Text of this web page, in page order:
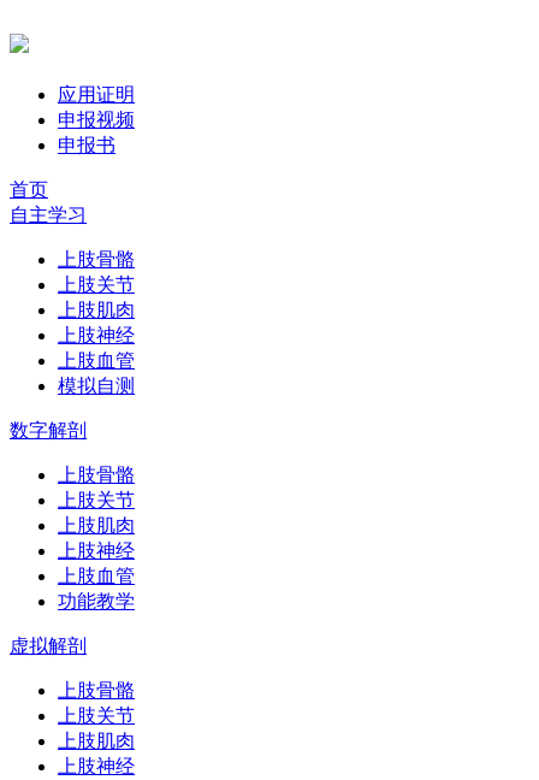
应用证明
申报视频
申报书
首页
自主学习
上肢骨骼
上肢关节
上肢肌肉
上肢神经
上肢血管
模拟自测
数字解剖
上肢骨骼
上肢关节
上肢肌肉
上肢神经
上肢血管
功能教学
虚拟解剖
上肢骨骼
上肢关节
上肢肌肉
上肢神经